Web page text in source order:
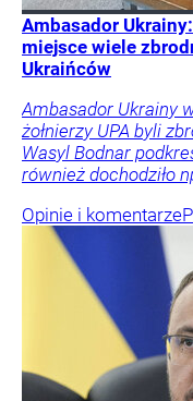
Ambasador
miejsce wiele
Ukraińców
Ambasador Ukrainy
żołnierzy UPA byli
Wasyl Bodnar
również dochodziło
Opinie i komentarze